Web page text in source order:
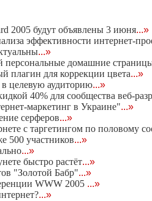
2005 будут объявлены 3 июня...»
эффективности интернет-
...»
персональные домашние
плагин для коррекции цвета...»
в целевую аудиторию...»
40% для сообщества веб-
маркетинг в Украине"...»
серферов...»
с таргетингом по половому
500 участников...»
...»
быстро растёт...»
"Золотой Бабр"...»
WWW 2005 ...»
...»